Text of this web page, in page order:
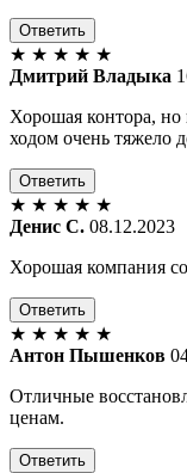
Ответить
★ ★ ★ ★ ★
Дмитрий Владыка
Хорошая контора,
ходом очень тяжело
Ответить
★ ★ ★ ★ ★
Денис С. 08.12.2023
Хорошая компания
Ответить
★ ★ ★ ★ ★
Антон Пышенков
Отличные
ценам.
Ответить